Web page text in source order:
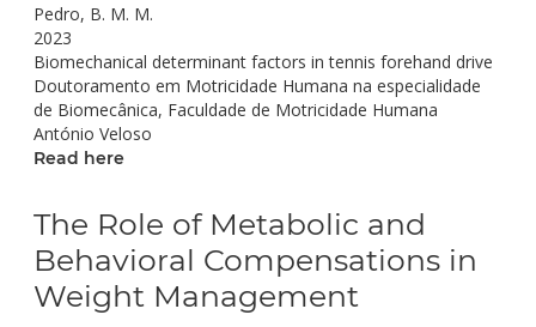
Pedro, B. M. M.
2023
Biomechanical determinant factors in tennis forehand drive
Doutoramento em Motricidade Humana na especialidade
de Biomecânica, Faculdade de Motricidade Humana
António Veloso
Read here
The Role of Metabolic and
Behavioral Compensations in
Weight Management